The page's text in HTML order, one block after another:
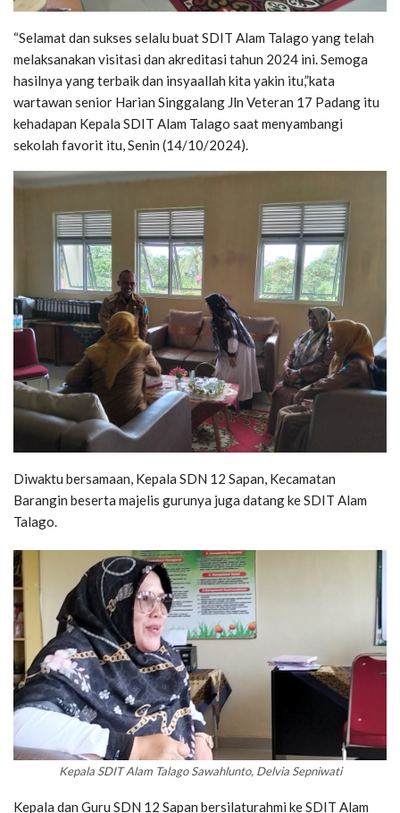
“Selamat dan sukses selalu buat SDIT Alam Talago yang telah
melaksanakan visitasi dan akreditasi tahun 2024 ini. Semoga
hasilnya yang terbaik dan insyaallah kita yakin itu,”kata
wartawan senior Harian Singgalang Jln Veteran 17 Padang itu
kehadapan Kepala SDIT Alam Talago saat menyambangi
sekolah favorit itu, Senin (14/10/2024).
Diwaktu bersamaan, Kepala SDN 12 Sapan, Kecamatan
Barangin beserta majelis gurunya juga datang ke SDIT Alam
Talago.
Kepala SDIT Alam Talago Sawahlunto, Delvia Sepniwati
Kepala dan Guru SDN 12 Sapan bersilaturahmi ke SDIT Alam